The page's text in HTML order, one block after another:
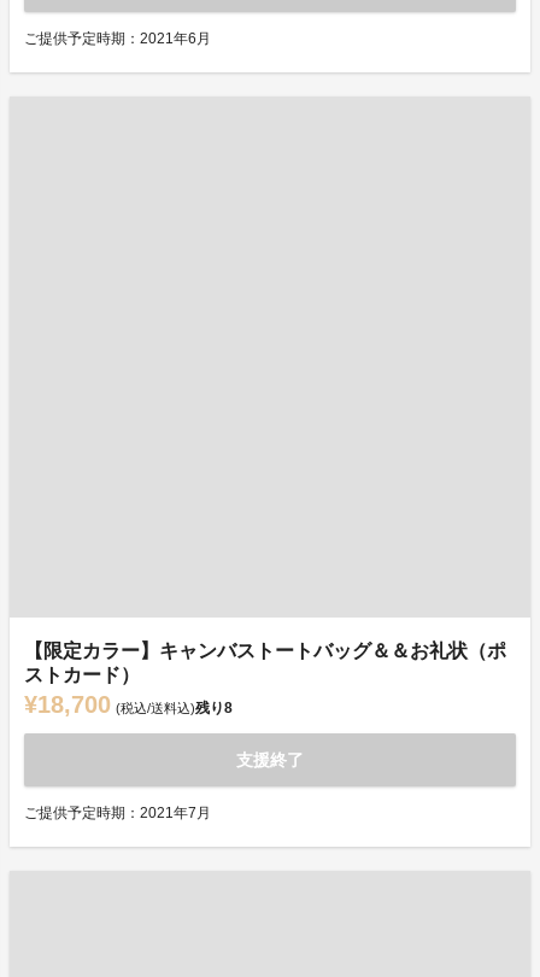
ご提供予定時期：2021年6月
【限定カラー】キャンバストートバッグ＆＆お礼状（ポ
ストカード）
¥18,700 (税込/送料込)残り8
支援終了
ご提供予定時期：2021年7月